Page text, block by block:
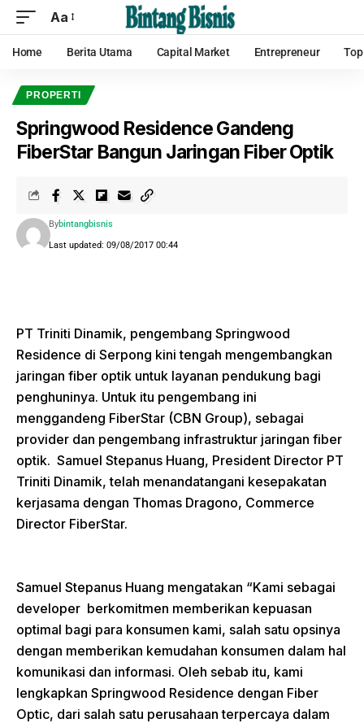
Aa
Home Berita Utama Capital Market Entrepreneur
PROPERTI
Springwood Residence Gandeng
FiberStar Bangun Jaringan Fiber Optik
Last updated: 09/08/2017 00:44
Bybintangbisnis
PT Triniti Dinamik, pengembang Springwood
Residence di Serpong kini tengah mengembangkan
jaringan fiber optik untuk layanan pendukung bagi
penghuninya. Untuk itu pengembang ini
menggandeng FiberStar (CBN Group), sebagai
provider dan pengembang infrastruktur jaringan fiber
optik. Samuel Stepanus Huang, President Director PT
Triniti Dinamik, telah menandatangani kesepakatan
kerjasama dengan Thomas Dragono, Commerce
Director FiberStar.
Samuel Stepanus Huang mengatakan “Kami sebagai
developer berkomitmen memberikan kepuasan
optimal bagi para konsumen kami, salah satu opsinya
dengan memberikan kemudahan konsumen dalam hal
komunikasi dan informasi. Oleh sebab itu, kami
lengkapkan Springwood Residence dengan Fiber
Optic, dari salah satu perusahaan terpercaya dalam